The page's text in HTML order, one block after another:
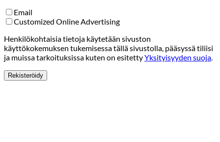
Email
Customized Online Advertising
Henkilökohtaisia tietoja käytetään sivuston
käyttökokemuksen tukemisessa tällä sivustolla, pääsyssä tiliisi
ja muissa tarkoituksissa kuten on esitettyYksityisyyden suoja
Rekisteröidy